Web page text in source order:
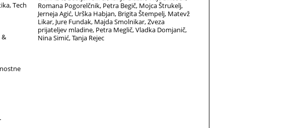
Tech
&
Romana Pogorelčnik Petra Begič Mojca Štrukelj
Jerneja Agić Urška Habjan Brigita Štempelj Matevž
Likar Jure Fundak Majda Smolnikar Zveza
prijateljev mladine Petra Meglič Vladka Domjanič
Nina Simić Tanja Rejec